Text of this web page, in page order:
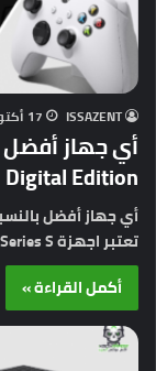
ISSAZENT 17 أكتوبر، 2020
Digital Edition
تعتبر اجهزة Xbox Series S و PS5 Digital…
أكمل القراءة »